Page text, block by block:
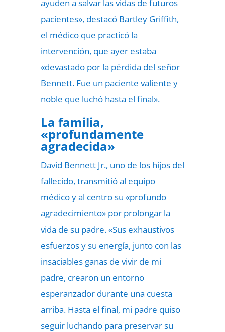
ayuden a salvar las vidas de futuros
pacientes», destacó Bartley Griffith,
el médico que practicó la
intervención, que ayer estaba
«devastado por la pérdida del señor
Bennett. Fue un paciente valiente y
noble que luchó hasta el final».
La familia,
«profundamente
agradecida»
David Bennett Jr., uno de los hijos del
fallecido, transmitió al equipo
médico y al centro su «profundo
agradecimiento» por prolongar la
vida de su padre. «Sus exhaustivos
esfuerzos y su energía, junto con las
insaciables ganas de vivir de mi
padre, crearon un entorno
esperanzador durante una cuesta
arriba. Hasta el final, mi padre quiso
seguir luchando para preservar su